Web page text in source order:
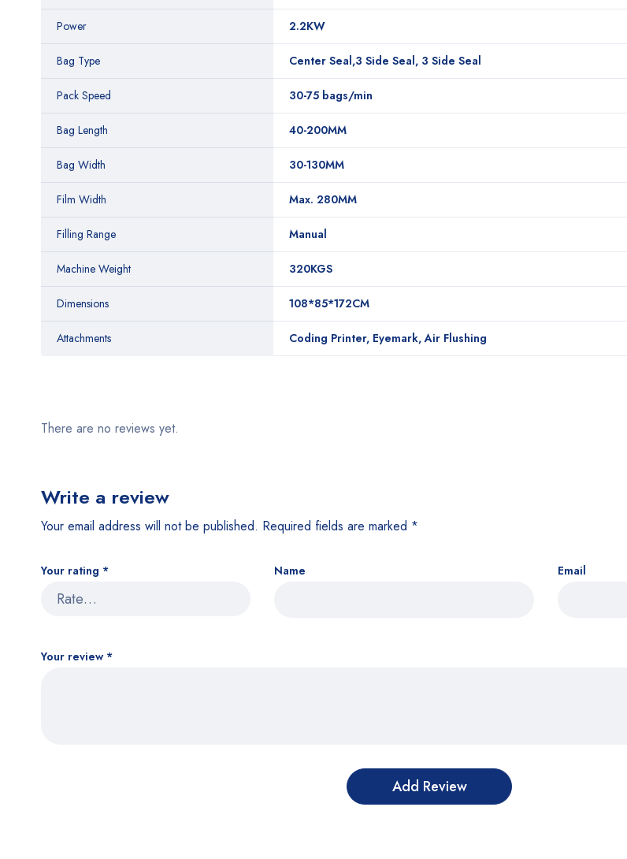
Power 2.2KW
Bag Type Center Seal,3 Side Seal, 3 Side Seal
Pack Speed 30-75 bags/min
Bag Length 40-200MM
Bag Width 30-130MM
Film Width Max. 280MM
Filling Range Manual
Machine Weight 320KGS
Dimensions 108*85*172CM
Attachments Coding Printer, Eyemark, Air Flushing
There are no reviews yet.
Write a review
Your email address will not be published. Required fields are marked *
Your rating *
Your review *
Name Email